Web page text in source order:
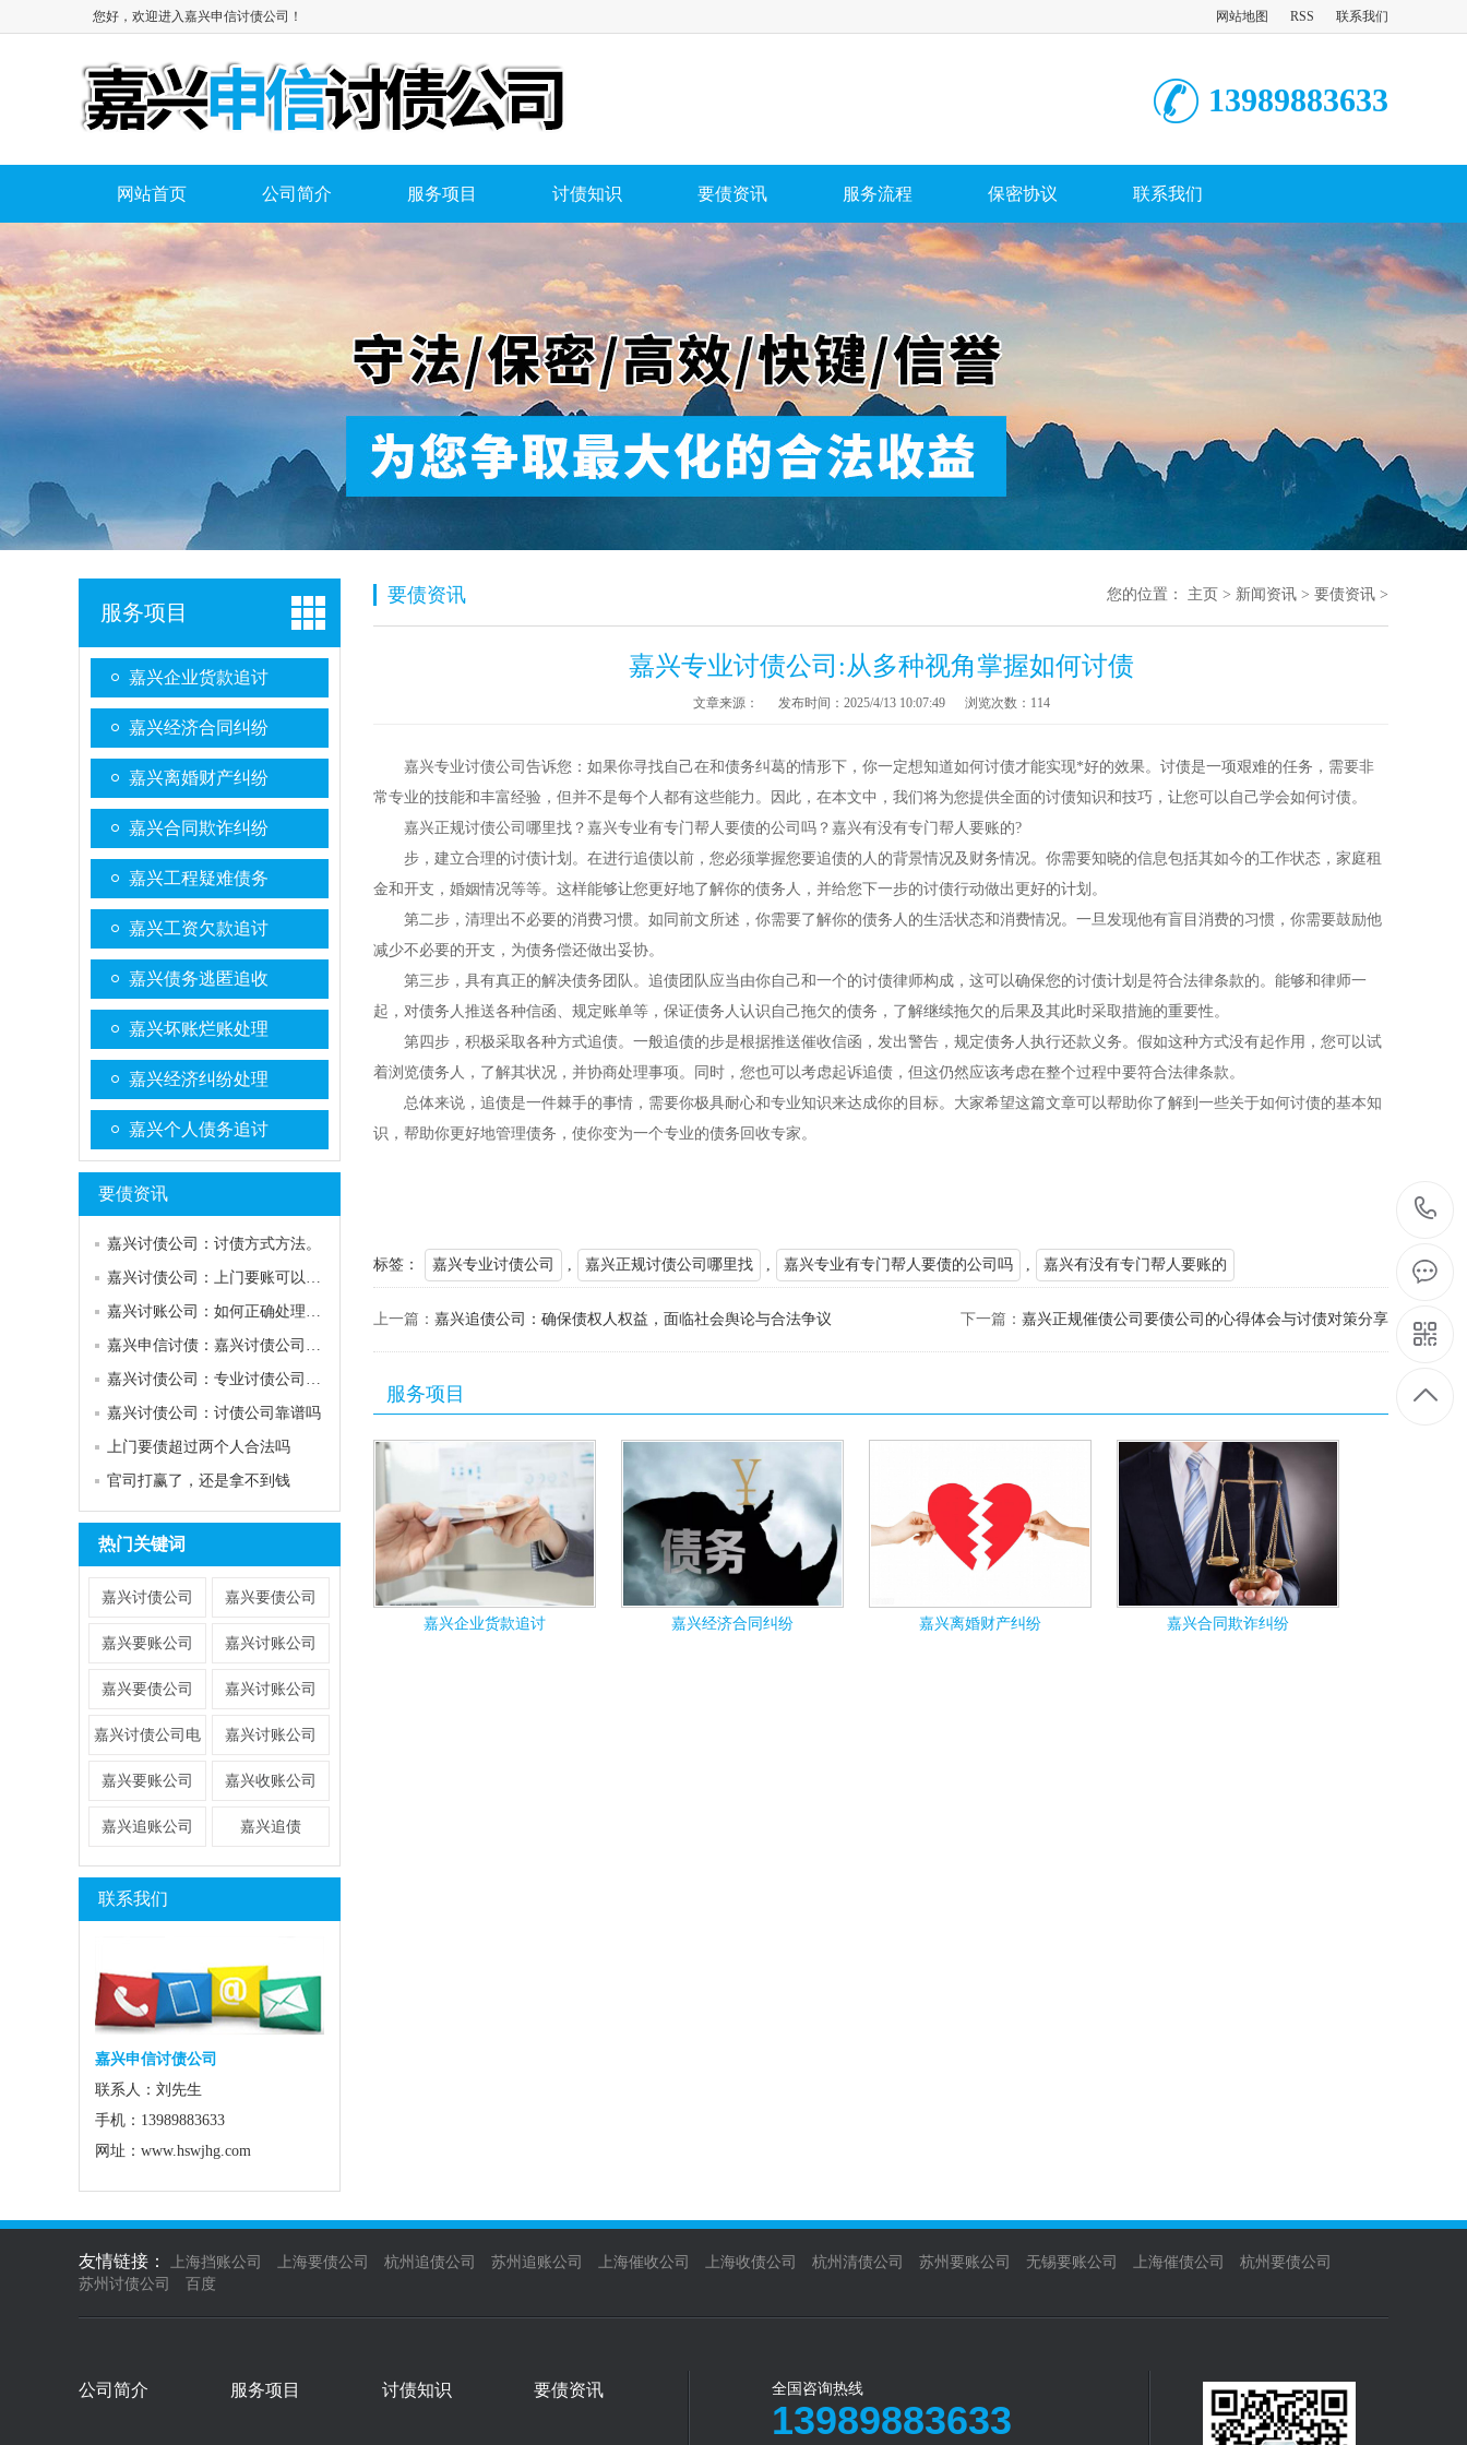
您好，欢迎进入嘉兴申信讨债公司！ 网站地图 RSS 联系我们
13989883633
网站首页 公司简介 服务项目 讨债知识 要债资讯 服务流程 保密协议 联系我们
服务项目
嘉兴企业货款追讨
嘉兴经济合同纠纷
嘉兴离婚财产纠纷
嘉兴合同欺诈纠纷
嘉兴工程疑难债务
嘉兴工资欠款追讨
嘉兴债务逃匿追收
嘉兴坏账烂账处理
嘉兴经济纠纷处理
嘉兴个人债务追讨
要债资讯
嘉兴讨债公司：讨债方式方法。
嘉兴讨债公司：上门要账可以去几个人？
嘉兴讨账公司：如何正确处理债务纠纷
嘉兴申信讨债：嘉兴讨债公司哪家好
嘉兴讨债公司：专业讨债公司电话
嘉兴讨债公司：讨债公司靠谱吗
上门要债超过两个人合法吗
官司打赢了，还是拿不到钱
热门关键词
嘉兴讨债公司 嘉兴要债公司
嘉兴要账公司 嘉兴讨账公司
嘉兴要债公司 ​嘉兴讨账公司
​嘉兴讨债公司电
话
嘉兴讨账公司
​嘉兴要账公司 嘉兴收账公司
嘉兴追账公司 嘉兴追债
联系我们
嘉兴申信讨债公司
联系人：刘先生
手机：13989883633
网址：www.hswjhg.com
要债资讯 您的位置： 主页 > 新闻资讯 > 要债资讯 >
嘉兴专业讨债公司:从多种视角掌握如何讨债
文章来源： 发布时间：2025/4/13 10:07:49 浏览次数： 114
嘉兴专业讨债公司告诉您：如果你寻找自己在和债务纠葛的情形下，你一定想知道如何讨债才能实现*好的效果。讨债是一项艰难的任务，需要非
常专业的技能和丰富经验，但并不是每个人都有这些能力。因此，在本文中，我们将为您提供全面的讨债知识和技巧，让您可以自己学会如何讨债。
嘉兴正规讨债公司哪里找？ 嘉兴专业有专门帮人要债的公司吗？ 嘉兴有没有专门帮人要账的?
步，建立合理的讨债计划。在进行追债以前，您必须掌握您要追债的人的背景情况及财务情况。你需要知晓的信息包括其如今的工作状态，家庭租
金和开支，婚姻情况等等。这样能够让您更好地了解你的债务人，并给您下一步的讨债行动做出更好的计划。
第二步，清理出不必要的消费习惯。如同前文所述，你需要了解你的债务人的生活状态和消费情况。一旦发现他有盲目消费的习惯，你需要鼓励他
减少不必要的开支，为债务偿还做出妥协。
第三步，具有真正的解决债务团队。追债团队应当由你自己和一个的讨债律师构成，这可以确保您的讨债计划是符合法律条款的。能够和律师一
起，对债务人推送各种信函、规定账单等，保证债务人认识自己拖欠的债务，了解继续拖欠的后果及其此时采取措施的重要性。
第四步，积极采取各种方式追债。一般追债的步是根据推送催收信函，发出警告，规定债务人执行还款义务。假如这种方式没有起作用，您可以试
着浏览债务人，了解其状况，并协商处理事项。同时，您也可以考虑起诉追债，但这仍然应该考虑在整个过程中要符合法律条款。
总体来说，追债是一件棘手的事情，需要你极具耐心和专业知识来达成你的目标。大家希望这篇文章可以帮助你了解到一些关于如何讨债的基本知
识，帮助你更好地管理债务，使你变为一个专业的债务回收专家。
标签： 嘉兴专业讨债公司 , 嘉兴正规讨债公司哪里找 , 嘉兴专业有专门帮人要债的公司吗 , 嘉兴有没有专门帮人要账的
上一篇： 嘉兴追债公司：确保债权人权益，面临社会舆论与合法争议 下一篇： 嘉兴正规催债公司要债公司的心得体会与讨债对策分享
服务项目
嘉兴企业货款追讨 嘉兴经济合同纠纷 嘉兴离婚财产纠纷 嘉兴合同欺诈纠纷
友情链接： 上海挡账公司 上海要债公司 杭州追债公司 苏州追账公司 上海催收公司 上海收债公司 杭州清债公司 苏州要账公司 无锡要账公司 上海催债公司
杭州要债公司
苏州讨债公司
百度
公司简介 服务项目 讨债知识 要债资讯 全国咨询热线
13989883633